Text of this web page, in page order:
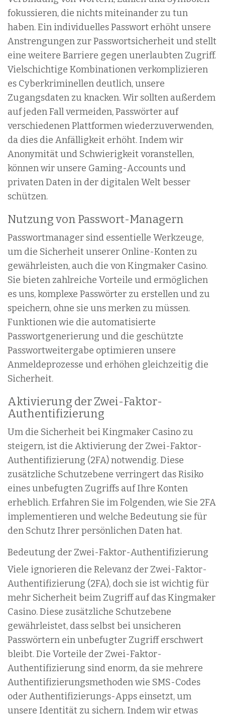
fokussieren, die nichts miteinander zu tun
haben. Ein individuelles Passwort erhöht unsere
Anstrengungen zur Passwortsicherheit und stellt
eine weitere Barriere gegen unerlaubten Zugriff.
Vielschichtige Kombinationen verkomplizieren
es Cyberkriminellen deutlich, unsere
Zugangsdaten zu knacken. Wir sollten außerdem
auf jeden Fall vermeiden, Passwörter auf
verschiedenen Plattformen wiederzuverwenden,
da dies die Anfälligkeit erhöht. Indem wir
Anonymität und Schwierigkeit voranstellen,
können wir unsere Gaming-Accounts und
privaten Daten in der digitalen Welt besser
schützen.
Nutzung von Passwort-Managern
Passwortmanager sind essentielle Werkzeuge,
um die Sicherheit unserer Online-Konten zu
gewährleisten, auch die von Kingmaker Casino.
Sie bieten zahlreiche Vorteile und ermöglichen
es uns, komplexe Passwörter zu erstellen und zu
speichern, ohne sie uns merken zu müssen.
Funktionen wie die automatisierte
Passwortgenerierung und die geschützte
Passwortweitergabe optimieren unsere
Anmeldeprozesse und erhöhen gleichzeitig die
Sicherheit.
Aktivierung der Zwei-Faktor-
Authentifizierung
Um die Sicherheit bei Kingmaker Casino zu
steigern, ist die Aktivierung der Zwei-Faktor-
Authentifizierung (2FA) notwendig. Diese
zusätzliche Schutzebene verringert das Risiko
eines unbefugten Zugriffs auf Ihre Konten
erheblich. Erfahren Sie im Folgenden, wie Sie 2FA
implementieren und welche Bedeutung sie für
den Schutz Ihrer persönlichen Daten hat.
Bedeutung der Zwei-Faktor-Authentifizierung
Viele ignorieren die Relevanz der Zwei-Faktor-
Authentifizierung (2FA), doch sie ist wichtig für
mehr Sicherheit beim Zugriff auf das Kingmaker
Casino. Diese zusätzliche Schutzebene
gewährleistet, dass selbst bei unsicheren
Passwörtern ein unbefugter Zugriff erschwert
bleibt. Die Vorteile der Zwei-Faktor-
Authentifizierung sind enorm, da sie mehrere
Authentifizierungsmethoden wie SMS-Codes
oder Authentifizierungs-Apps einsetzt, um
unsere Identität zu sichern. Indem wir etwas